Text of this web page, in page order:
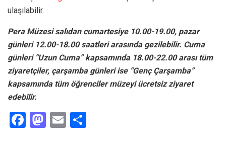
ulaşılabilir.
Pera Müzesi salıdan cumartesiye 10.00-19.00, pazar
günleri 12.00-18.00 saatleri arasında gezilebilir. Cuma
günleri “Uzun Cuma” kapsamında 18.00-22.00 arası tüm
ziyaretçiler, çarşamba günleri ise “Genç Çarşamba”
kapsamında tüm öğrenciler müzeyi ücretsiz ziyaret
edebilir.
F
M E